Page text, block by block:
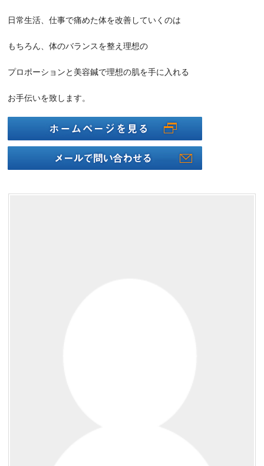
日常生活、仕事で痛めた体を改善していくのは
もちろん、体のバランスを整え理想の
プロポーションと 美容鍼で理想の肌を手に入れる
お手伝いを致します。